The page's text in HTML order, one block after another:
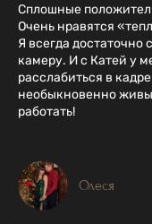
Сплошные
Очень нравятся
Я всегда
камеру. И с Катей у
расслабиться в
необыкновенно
работать!
Олеся